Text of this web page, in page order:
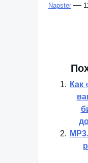
Napster —
Как